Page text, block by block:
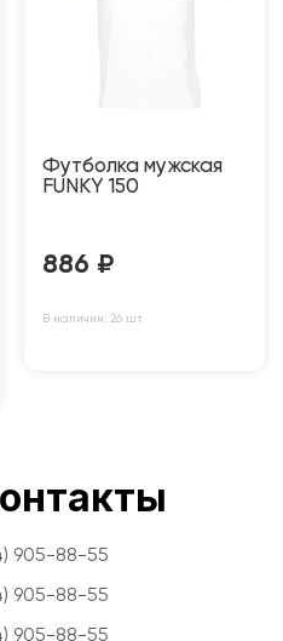
Футболка мужская
FUNKY 150
886 ₽
В наличии: 26 шт
905-88-55
905-88-55
905-88-55